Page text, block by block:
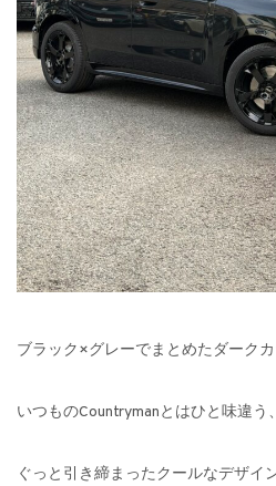
ブラック×グレーでまとめたダークカ
いつものCountrymanとはひと味違う、
ぐっと引き締まったクールなデザイン